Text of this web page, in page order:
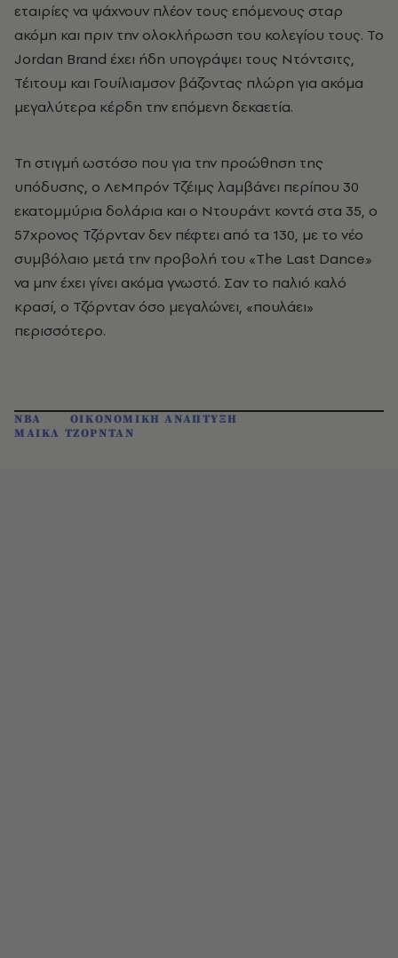
εταιρίες να ψάχνουν πλέον τους επόμενους σταρ
ακόμη και πριν την ολοκλήρωση του κολεγίου τους. Το
Jordan Brand έχει ήδη υπογράψει τους Ντόντσιτς,
Τέιτουμ και Γουίλιαμσον βάζοντας πλώρη για ακόμα
μεγαλύτερα κέρδη την επόμενη δεκαετία.
Τη στιγμή ωστόσο που για την προώθηση της
υπόδυσης, ο ΛεΜπρόν Τζέιμς λαμβάνει περίπου 30
εκατομμύρια δολάρια και ο Ντουράντ κοντά στα 35, ο
57χρονος Τζόρνταν δεν πέφτει από τα 130, με το νέο
συμβόλαιο μετά την προβολή του «The Last Dance»
να μην έχει γίνει ακόμα γνωστό. Σαν το παλιό καλό
κρασί, ο Τζόρνταν όσο μεγαλώνει, «πουλάει»
περισσότερο.
NBA
ΟΙΚΟΝΟΜΙΚΗ ΑΝΑΠΤΥΞΗ
ΜΑΙΚΛ ΤΖΟΡΝΤΑΝ